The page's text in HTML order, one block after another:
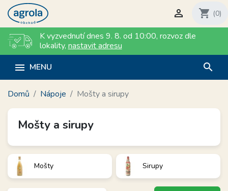
 shopping_cart (0)
K vyzvednutí dnes 9. 8. od 10:00, rozvoz dle
lokality, nastavit adresu
 MENU search
Domů Nápoje Mošty a sirupy
Mošty a sirupy
Mošty Sirupy